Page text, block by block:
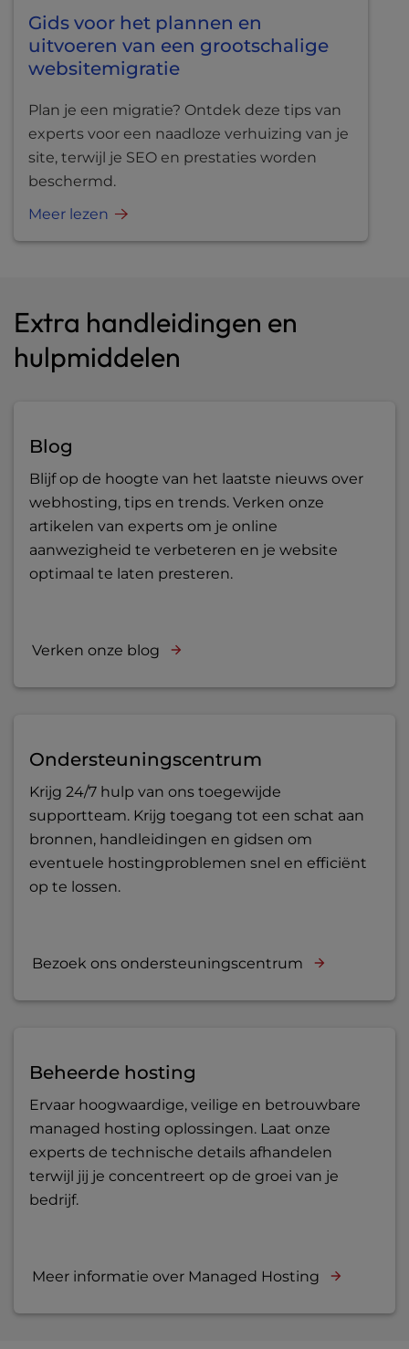
Gids voor het plannen en
uitvoeren van een grootschalige
websitemigratie
Plan je een migratie? Ontdek deze tips van
experts voor een naadloze verhuizing van je
site, terwijl je SEO en prestaties worden
beschermd.
Meer lezen
Extra handleidingen en
hulpmiddelen
Blog
Blijf op de hoogte van het laatste nieuws over
webhosting, tips en trends. Verken onze
artikelen van experts om je online
aanwezigheid te verbeteren en je website
optimaal te laten presteren.
Verken onze blog
Ondersteuningscentrum
Krijg 24/7 hulp van ons toegewijde
supportteam. Krijg toegang tot een schat aan
bronnen, handleidingen en gidsen om
eventuele hostingproblemen snel en efficiënt
op te lossen.
Bezoek ons ondersteuningscentrum
Beheerde hosting
Ervaar hoogwaardige, veilige en betrouwbare
managed hosting oplossingen. Laat onze
experts de technische details afhandelen
terwijl jij je concentreert op de groei van je
bedrijf.
Meer informatie over Managed Hosting